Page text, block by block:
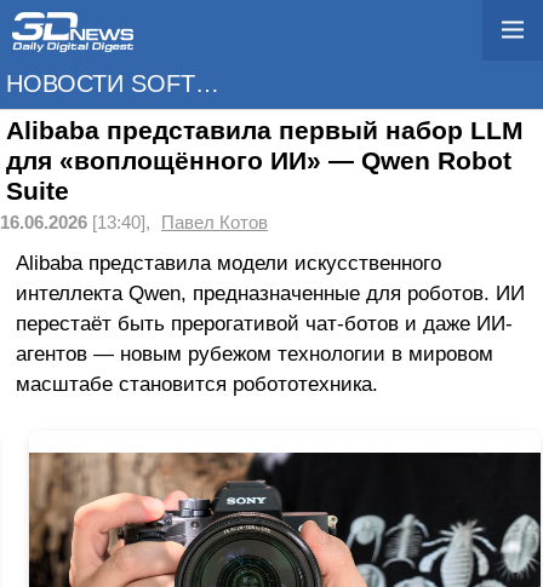
НОВОСТИ SOFTWARE
Alibaba представила первый набор LLM
для «воплощённого ИИ» — Qwen Robot
Suite
16.06.2026 [13:40], Павел Котов
Alibaba представила модели искусственного
интеллекта Qwen, предназначенные для роботов. ИИ
перестаёт быть прерогативой чат-ботов и даже ИИ-
агентов — новым рубежом технологии в мировом
масштабе становится робототехника.